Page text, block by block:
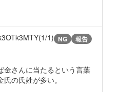
1) NG 報告
金さんに当たるという言葉
の氏姓が多い。